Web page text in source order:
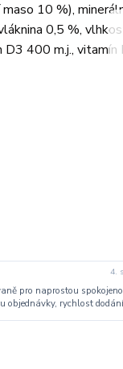
10 %),
0,5 %,
D3 400 m.j.,
4.
pro naprostou
objednávky, rychlost